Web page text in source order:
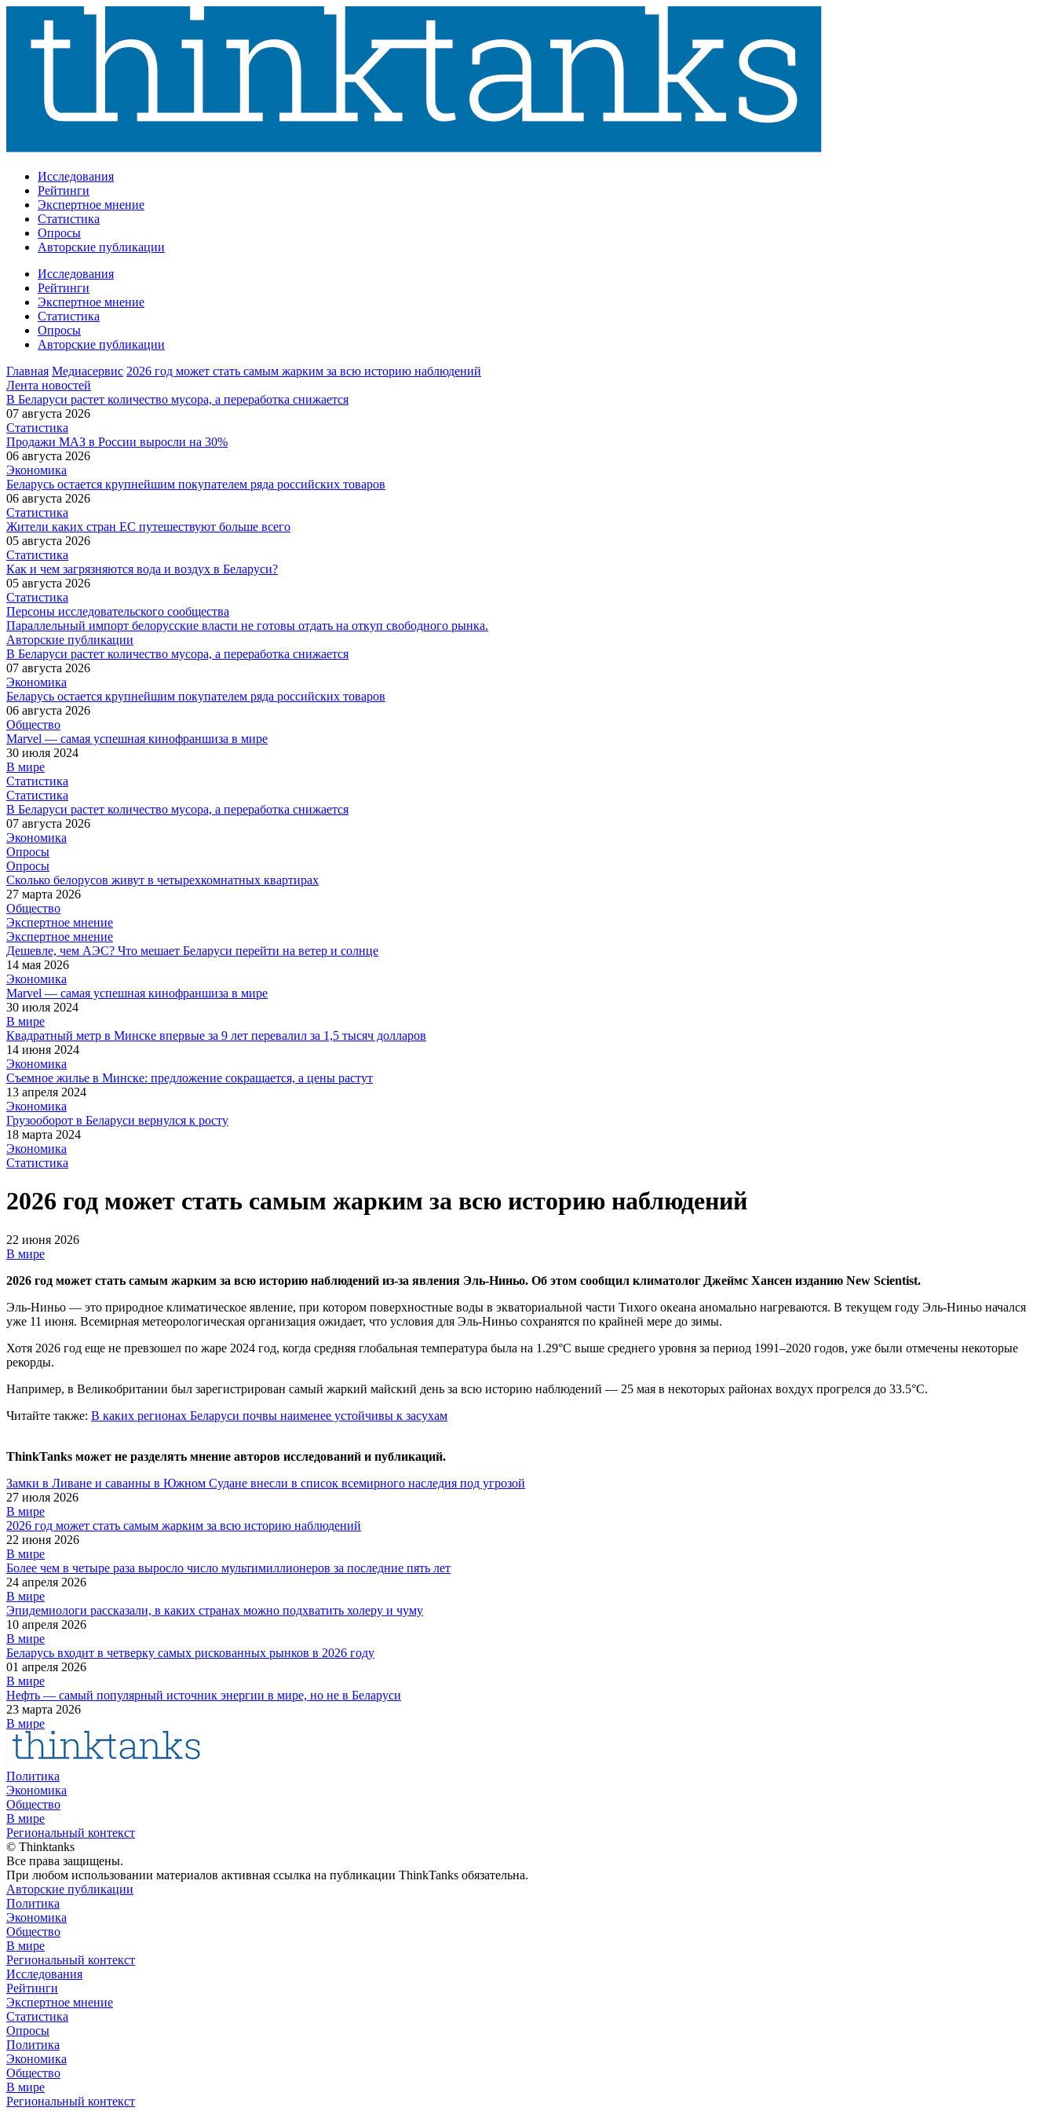
Исследования
Рейтинги
Экспертное мнение
Статистика
Опросы
Авторские публикации
Исследования
Рейтинги
Экспертное мнение
Статистика
Опросы
Авторские публикации
Главная Медиасервис 2026 год может стать самым жарким за всю историю наблюдений
Лента новостей
В Беларуси растет количество мусора, а переработка снижается
07 августа 2026
Статистика
Продажи МАЗ в России выросли на 30%
06 августа 2026
Экономика
Беларусь остается крупнейшим покупателем ряда российских товаров
06 августа 2026
Статистика
Жители каких стран ЕС путешествуют больше всего
05 августа 2026
Статистика
Как и чем загрязняются вода и воздух в Беларуси?
05 августа 2026
Статистика
Персоны исследовательского сообщества
Параллельный импорт белорусские власти не готовы отдать на откуп свободного рынка.
Авторские публикации
В Беларуси растет количество мусора, а переработка снижается
07 августа 2026
Экономика
Беларусь остается крупнейшим покупателем ряда российских товаров
06 августа 2026
Общество
Marvel — самая успешная кинофраншиза в мире
30 июля 2024
В мире
Статистика
Статистика
В Беларуси растет количество мусора, а переработка снижается
07 августа 2026
Экономика
Опросы
Опросы
Сколько белорусов живут в четырехкомнатных квартирах
27 марта 2026
Общество
Экспертное мнение
Экспертное мнение
Дешевле, чем АЭС? Что мешает Беларуси перейти на ветер и солнце
14 мая 2026
Экономика
Marvel — самая успешная кинофраншиза в мире
30 июля 2024
В мире
Квадратный метр в Минске впервые за 9 лет перевалил за 1,5 тысяч долларов
14 июня 2024
Экономика
Съемное жилье в Минске: предложение сокращается, а цены растут
13 апреля 2024
Экономика
Грузооборот в Беларуси вернулся к росту
18 марта 2024
Экономика
Статистика
2026 год может стать самым жарким за всю историю наблюдений
22 июня 2026
В мире
2026 год может стать самым жарким за всю историю наблюдений из-за явления Эль-Ниньо. Об этом сообщил климатолог Джеймс Хансен изданию New Scientist.
Эль-Ниньо — это природное климатическое явление, при котором поверхностные воды в экваториальной части Тихого океана аномально нагреваются. В текущем году Эль-Ниньо начался
уже 11 июня. Всемирная метеорологическая организация ожидает, что условия для Эль-Ниньо сохранятся по крайней мере до зимы.
Хотя 2026 год еще не превзошел по жаре 2024 год, когда средняя глобальная температура была на 1.29°C выше среднего уровня за период 1991–2020 годов, уже были отмечены некоторые
рекорды.
Например, в Великобритании был зарегистрирован самый жаркий майский день за всю историю наблюдений — 25 мая в некоторых районах вохдух прогрелся до 33.5°C.
Читайте также: В каких регионах Беларуси почвы наименее устойчивы к засухам
ThinkTanks может не разделять мнение авторов исследований и публикаций.
Замки в Ливане и саванны в Южном Судане внесли в список всемирного наследия под угрозой
27 июля 2026
В мире
2026 год может стать самым жарким за всю историю наблюдений
22 июня 2026
В мире
Более чем в четыре раза выросло число мультимиллионеров за последние пять лет
24 апреля 2026
В мире
Эпидемиологи рассказали, в каких странах можно подхватить холеру и чуму
10 апреля 2026
В мире
Беларусь входит в четверку самых рискованных рынков в 2026 году
01 апреля 2026
В мире
Нефть — самый популярный источник энергии в мире, но не в Беларуси
23 марта 2026
В мире
Политика
Экономика
Общество
В мире
Региональный контекст
© Thinktanks
Все права защищены.
При любом использовании материалов активная ссылка на публикации ThinkTanks обязательна.
Авторские публикации
Политика
Экономика
Общество
В мире
Региональный контекст
Исследования
Рейтинги
Экспертное мнение
Статистика
Опросы
Политика
Экономика
Общество
В мире
Региональный контекст